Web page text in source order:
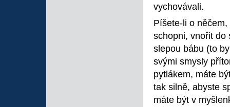
vychovávali.
Píšete-li o
schopni, vnořit
slepou bábu (to
svými smysly
pytlákem, máte
tak silně, abyste
máte být v